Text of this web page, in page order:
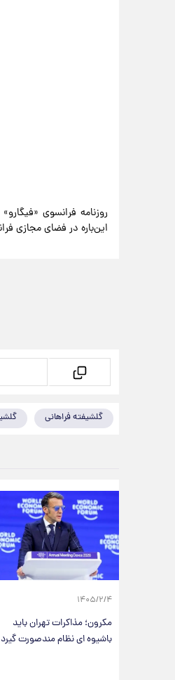
روزنامه فرانسوی
این‌باره در فضای مجازی
گلشیفته فراهانی
۱۴۰۵/۲/۴
مکرون؛ مذاکرات تهران باید
باشیوه ای نظام مندصورت گیرد